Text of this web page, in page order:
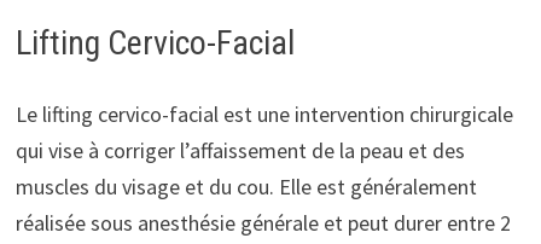
Lifting Cervico-Facial
Le lifting cervico-facial est une intervention chirurgicale
qui vise à corriger l’affaissement de la peau et des
muscles du visage et du cou. Elle est généralement
réalisée sous anesthésie générale et peut durer entre 2